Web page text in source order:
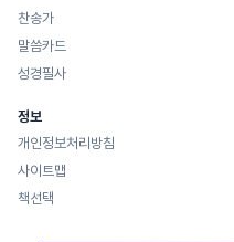
찬송가
말씀카드
성경필사
정보
개인정보처리방침
사이트맵
책선택